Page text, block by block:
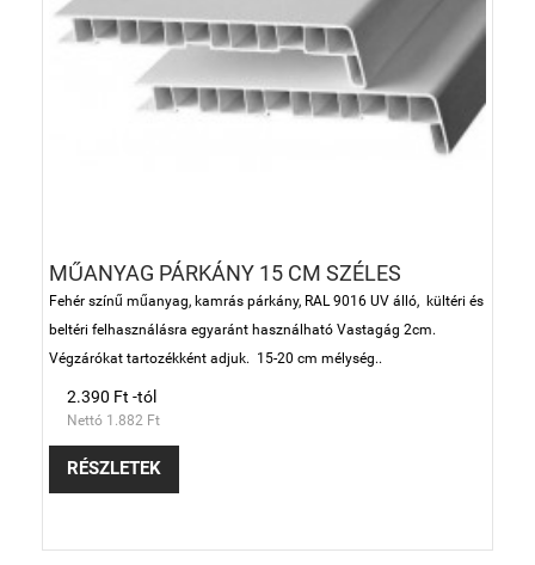
MŰANYAG PÁRKÁNY 15 CM SZÉLES
Fehér színű műanyag, kamrás párkány, RAL 9016 UV álló, kültéri és
beltéri felhasználásra egyaránt használható Vastagág 2cm.
Végzárókat tartozékként adjuk. 15-20 cm mélység..
2.390 Ft -tól
Nettó 1.882 Ft
RÉSZLETEK